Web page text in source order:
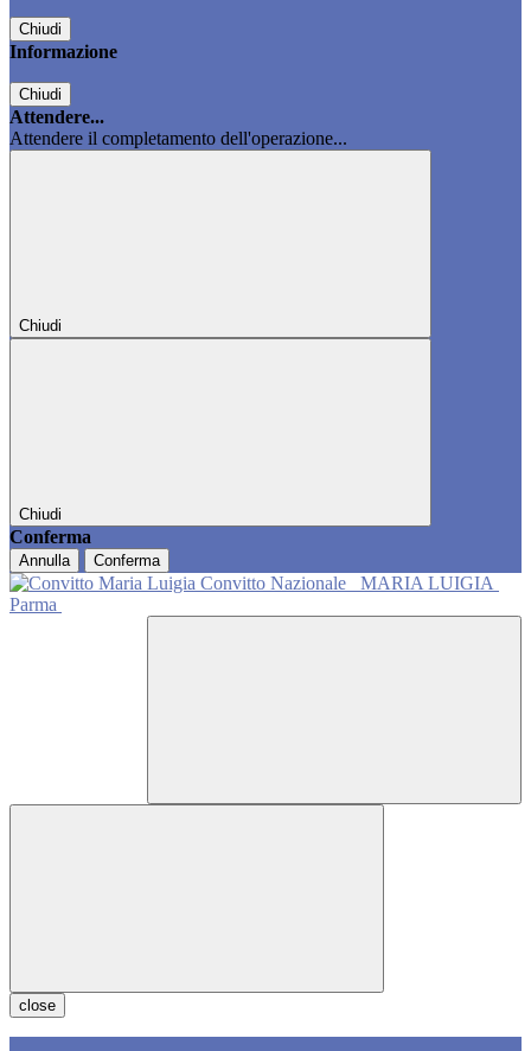
Chiudi
Informazione
Chiudi
Attendere...
Attendere il completamento dell'operazione...
Chiudi
Chiudi
Conferma
Annulla Conferma
Convitto Nazionale
MARIA LUIGIA
Parma
close